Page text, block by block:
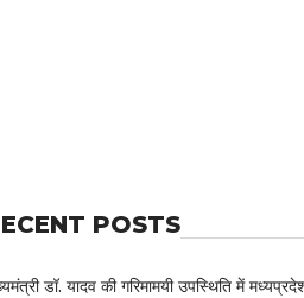
POSTS
डॉ. यादव की गरिमामयी उपस्थिति में